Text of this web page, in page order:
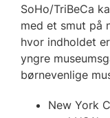
SoHo/TriBeCa
med et smut på
hvor indholdet
yngre
børnevenlige
New York